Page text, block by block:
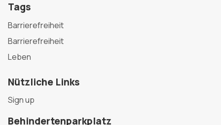
Tags
Barrierefreiheit
Barrierefreiheit
Leben
Nützliche Links
Sign up
Behindertenparkplatz